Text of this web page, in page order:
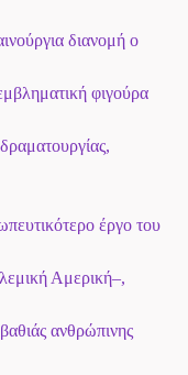
διανομή ο
φιγούρα
έργο του
Αμερική–,
ανθρώπινης